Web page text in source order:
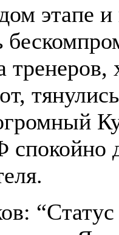
этапе
тренеров,
тянулись
спокойно
“Статус